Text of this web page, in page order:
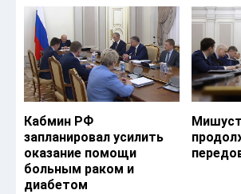
Кабмин РФ
запланировал усилить
оказание помощи
больным раком и
диабетом